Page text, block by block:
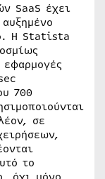
SaaS έχει
Η Statista
700
σε
το